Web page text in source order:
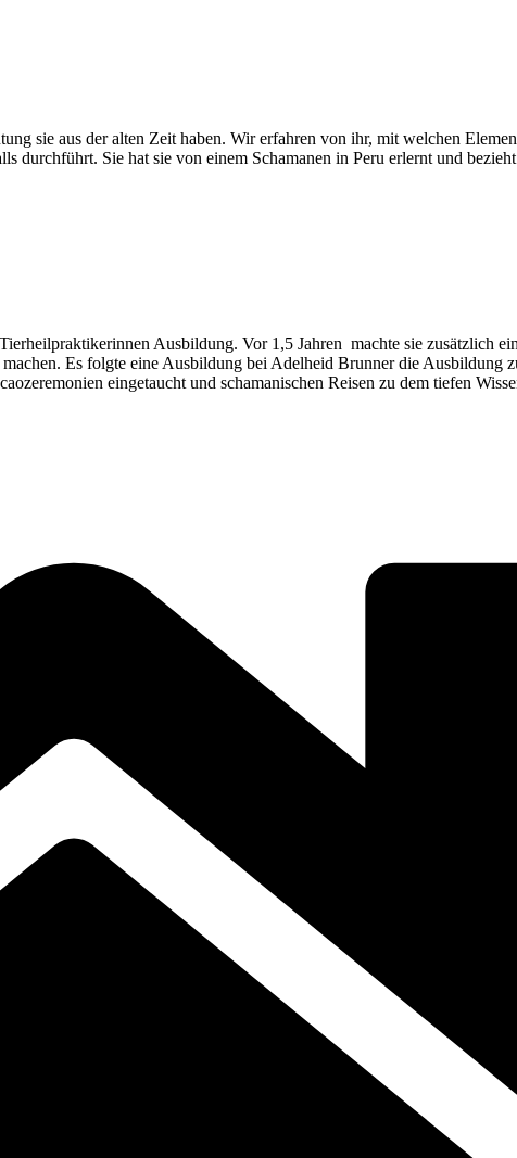
sie aus der alten Zeit haben. Wir erfah­ren von ihr, mit wel­chen
durch­führt. Sie hat sie von einem Scha­ma­nen in Peru erlernt und
Aus­bil­dung. Vor 1,5 Jah­ren mach­te sie zusätz­lich
Es folg­te eine Aus­bil­dung bei Adel­heid Brun­ner die Aus­bil­dung
ein­ge­taucht und scha­ma­ni­schen Rei­sen zu dem tie­fen